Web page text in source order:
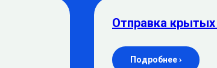
Отправка
Подробнее ›